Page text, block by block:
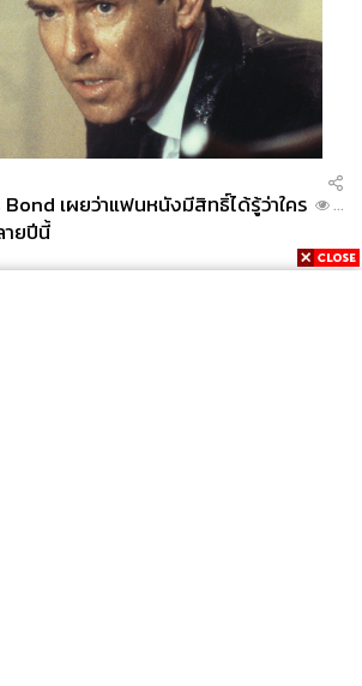
เผยว่าแฟนหนังมีสิทธิ์ได้รู้ว่าใคร
ายปีนี้
...